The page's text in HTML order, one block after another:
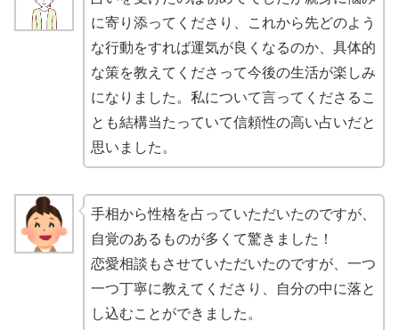
に寄り添ってくださり、これから先どのよう
な行動をすれば運気が良くなるのか、具体的
な策を教えてくださって今後の生活が楽しみ
になりました。私について言ってくださるこ
とも結構当たっていて信頼性の高い占いだと
思いました。
手相から性格を占っていただいたのですが、
自覚のあるものが多くて驚きました！
恋愛相談もさせていただいたのですが、一つ
一つ丁寧に教えてくださり、自分の中に落と
し込むことができました。